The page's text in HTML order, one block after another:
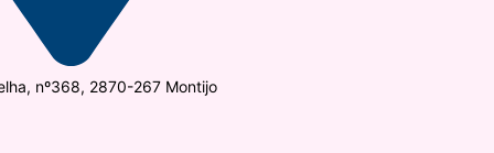
nº368, 2870-267 Montijo